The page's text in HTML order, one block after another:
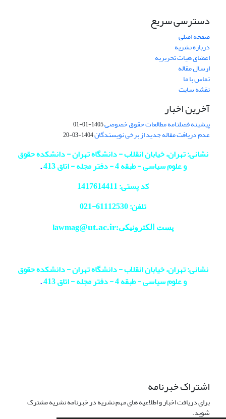
دسترسی سریع
صفحه اصلی
درباره نشریه
اعضای هیات تحریریه
ارسال مقاله
تماس با ما
نقشه سایت
آخرین اخبار
پیشینه فصلنامه مطالعات حقوق خصوصی1405-01-01
عدم دریافت مقاله جدید از برخی نویسندگان1404-03-20
نشانی: تهران، خیابان انقلاب - دانشگاه تهران - دانشکده حقوق
و علوم سیاسی - طبقه 4 - دفتر مجله - اتاق 413
.
کد پستی: 1417614411
تلفن: 61112530-
021
پست الکترونیکی:lawmag@ut.ac.ir
نشانی: تهران، خیابان انقلاب - دانشگاه تهران - دانشکده حقوق
و علوم سیاسی - طبقه 4 - دفتر مجله - اتاق 413
.
اشتراک خبرنامه
برای دریافت اخبار و اطلاعیه های مهم نشریه در خبرنامه نشریه مشترک
شوید.